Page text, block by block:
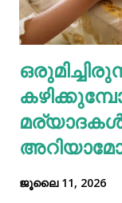
ഫുഡ് ഭക്ഷണങ്ങൾ,
ശരീരത്തിന്
പുകവലിയും
ജൂലൈ 11, 2026